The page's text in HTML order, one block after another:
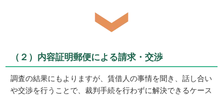
（２）内容証明郵便による請求・交渉
調査の結果にもよりますが、賃借人の事情を聞き、話し合い
や交渉を行うことで、裁判手続を行わずに解決できるケース